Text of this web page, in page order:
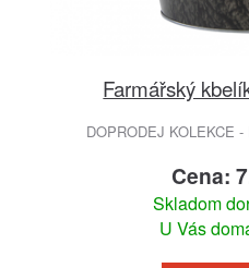
Farmářský
DOPRODEJ KOLEKCE
Cena:
Skladom
U Vás